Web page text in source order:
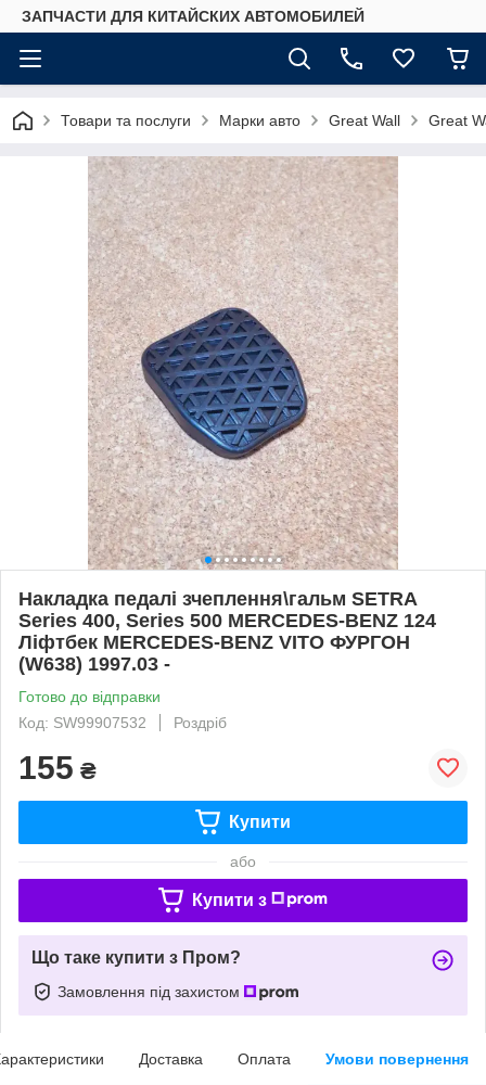
ЗАПЧАСТИ ДЛЯ КИТАЙСКИХ АВТОМОБИЛЕЙ
Товари та послуги Марки авто Great Wall Great
Накладка педалі зчеплення\гальм SETRA
Series 400, Series 500 MERCEDES-BENZ 124
Ліфтбек MERCEDES-BENZ VITO ФУРГОН
(W638) 1997.03 -
Готово до відправки
Код: SW99907532
Роздріб
155 ₴
Купити
або
Купити з
Що таке купити з Пром?
Замовлення під захистом
Доставка Оплата Умови повернення